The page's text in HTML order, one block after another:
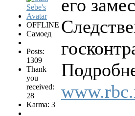
OFFLINE
Самоед
Posts:
1309
Thank
you
received:
28
Karma: 3
его